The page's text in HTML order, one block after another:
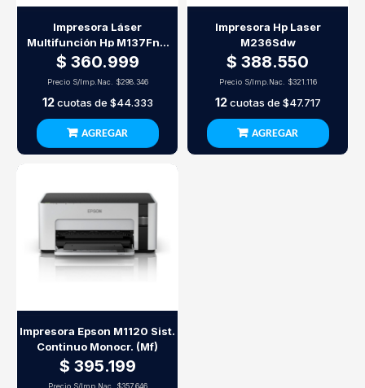
Impresora Láser
Multifunción Hp M137Fnw
Wifi Monocromática
$ 360.999
Precio S/Imp.Nac. $298.346
12cuotas de $44.333
AGREGAR
Impresora Hp Laser
M236Sdw
$ 388.550
Precio S/Imp.Nac. $321.116
12cuotas de $47.717
AGREGAR
Impresora Epson M1120 Sist.
Continuo Monocr. (Mf)
$ 395.199
Precio S/Imp.Nac. $357.646